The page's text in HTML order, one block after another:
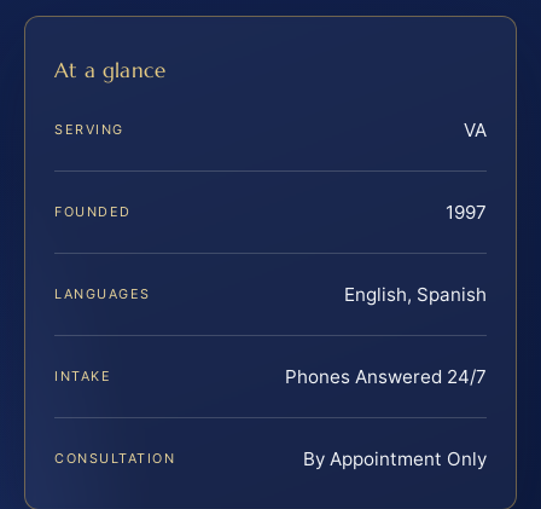
At a glance
SERVING VA
FOUNDED 1997
LANGUAGES English, Spanish
INTAKE Phones Answered 24/7
CONSULTATION By Appointment Only